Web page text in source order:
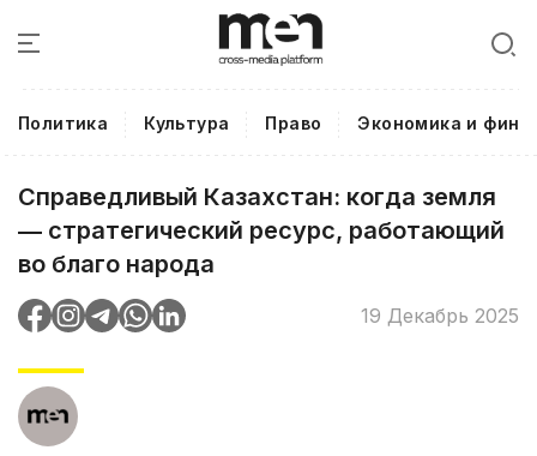
Политика Культура Право Экономика и
Справедливый Казахстан: когда земля
― стратегический ресурс, работающий
во благо народа
19 Декабрь 2025